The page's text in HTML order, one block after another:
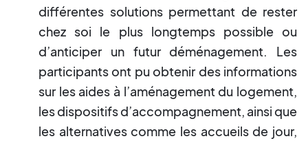
différentes solutions permettant de rester
chez soi le plus longtemps possible ou
d’anticiper un futur déménagement. Les
participants ont pu obtenir des informations
sur les aides à l’aménagement du logement,
les dispositifs d’accompagnement, ainsi que
les alternatives comme les accueils de jour,